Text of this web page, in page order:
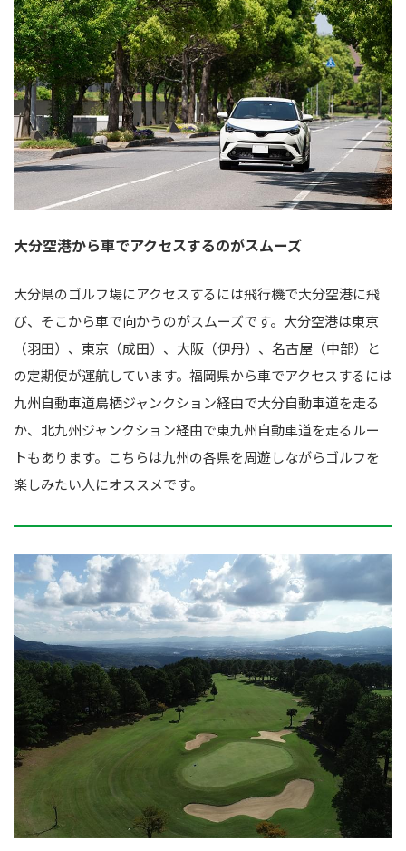
大分空港から車でアクセスするのがスムーズ
大分県のゴルフ場にアクセスするには飛行機で大分空港に飛
び、そこから車で向かうのがスムーズです。大分空港は東京
（羽田）、東京（成田）、大阪（伊丹）、名古屋（中部）と
の定期便が運航しています。福岡県から車でアクセスするには
九州自動車道鳥栖ジャンクション経由で大分自動車道を走る
か、北九州ジャンクション経由で東九州自動車道を走るルー
トもあります。こちらは九州の各県を周遊しながらゴルフを
楽しみたい人にオススメです。